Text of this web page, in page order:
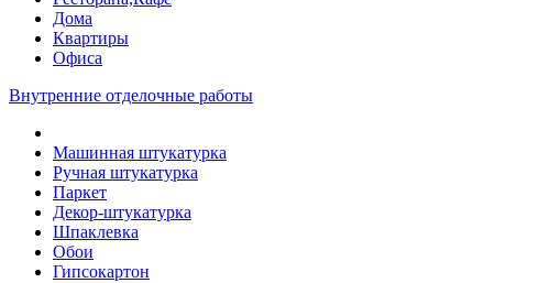
Дома
Квартиры
Офиса
Внутренние отделочные работы
Машинная штукатурка
Ручная штукатурка
Паркет
Декор-штукатурка
Шпаклевка
Обои
Гипсокартон